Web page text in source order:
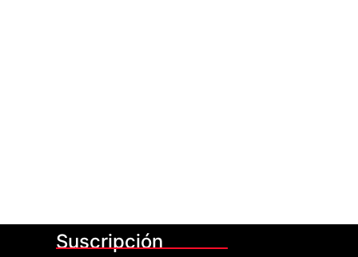
Suscripción